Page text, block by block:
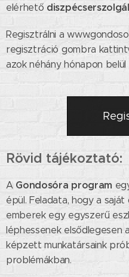
elérhető
Regisztrálni a
regisztráció gombra
azok néhány hónapon
Rövid tájékoztató:
A Gondosóra program
épül. Feladata, hogy a
emberek egy egyszerű
léphessenek elsődlegesen
képzett munkatársaink
problémákban.